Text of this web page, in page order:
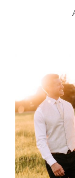
INFO/
BLOG